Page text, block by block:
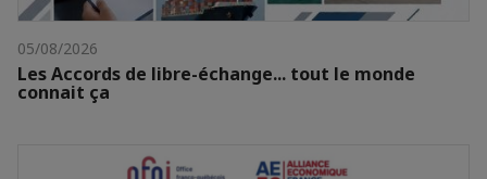
05/08/2026
Les Accords de libre-échange... tout le monde
connait ça